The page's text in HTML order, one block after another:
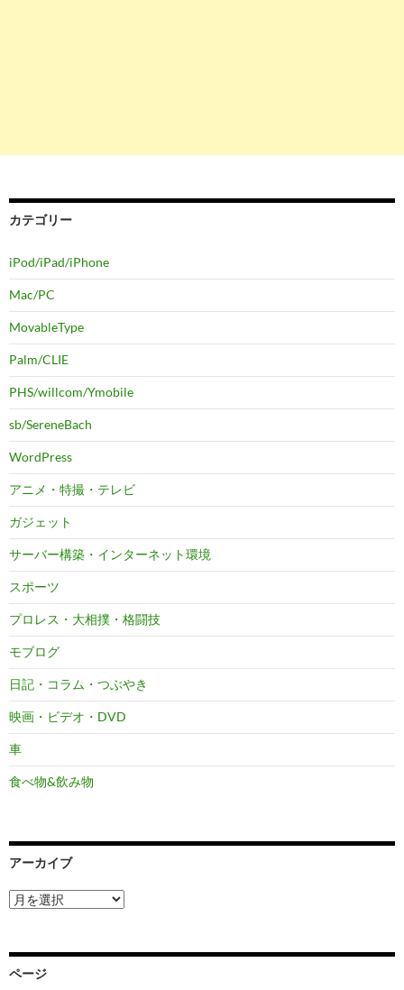
カテゴリー
iPod/iPad/iPhone
Mac/PC
MovableType
Palm/CLIE
PHS/willcom/Ymobile
sb/SereneBach
WordPress
アニメ・特撮・テレビ
ガジェット
サーバー構築・インターネット環境
スポーツ
プロレス・大相撲・格闘技
モブログ
日記・コラム・つぶやき
映画・ビデオ・DVD
車
食べ物&飲み物
アーカイブ
ア
ー
ブ
ページ